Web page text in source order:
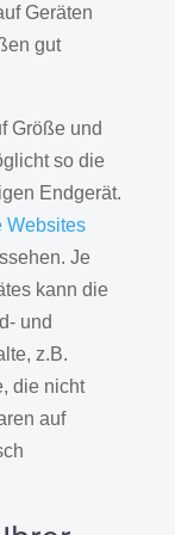
Geräten
gut
Größe und
so die
Endgerät.
Websites
Je
kann die
und
z.B.
die nicht
auf